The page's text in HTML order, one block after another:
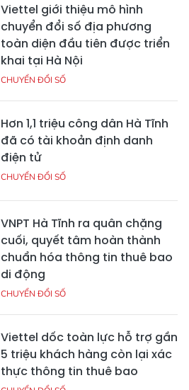
Viettel giới thiệu mô hình
chuyển đổi số địa phương
toàn diện đầu tiên được triển
khai tại Hà Nội
CHUYỂN ĐỔI SỐ
Hơn 1,1 triệu công dân Hà Tĩnh
đã có tài khoản định danh
điện tử
CHUYỂN ĐỔI SỐ
VNPT Hà Tĩnh ra quân chặng
cuối, quyết tâm hoàn thành
chuẩn hóa thông tin thuê bao
di động
CHUYỂN ĐỔI SỐ
Viettel dốc toàn lực hỗ trợ gần
5 triệu khách hàng còn lại xác
thực thông tin thuê bao